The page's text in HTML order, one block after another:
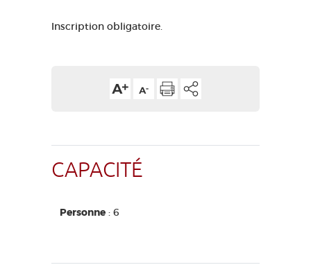
FR
Inscription obligatoire.
CAPACITÉ
Personne : 6